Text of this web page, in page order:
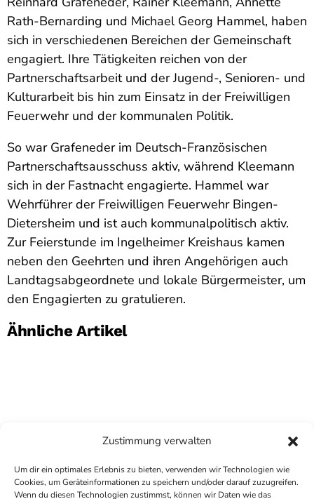
Zustimmung verwalten
Um dir ein optimales Erlebnis zu bieten, verwenden wir Technologien wie
Cookies, um Geräteinformationen zu speichern und/oder darauf zuzugreifen.
Wenn du diesen Technologien zustimmst, können wir Daten wie das
Rath-Bernarding und Michael Georg Hammel, haben
sich in verschiedenen Bereichen der Gemeinschaft
engagiert. Ihre Tätigkeiten reichen von der
Partnerschaftsarbeit und der Jugend-, Senioren- und
Kulturarbeit bis hin zum Einsatz in der Freiwilligen
Feuerwehr und der kommunalen Politik.
So war Grafeneder im Deutsch-Französischen
Partnerschaftsausschuss aktiv, während Kleemann
sich in der Fastnacht engagierte. Hammel war
Wehrführer der Freiwilligen Feuerwehr Bingen-
Dietersheim und ist auch kommunalpolitisch aktiv.
Zur Feierstunde im Ingelheimer Kreishaus kamen
neben den Geehrten und ihren Angehörigen auch
Landtagsabgeordnete und lokale Bürgermeister, um
den Engagierten zu gratulieren.
Ähnliche Artikel